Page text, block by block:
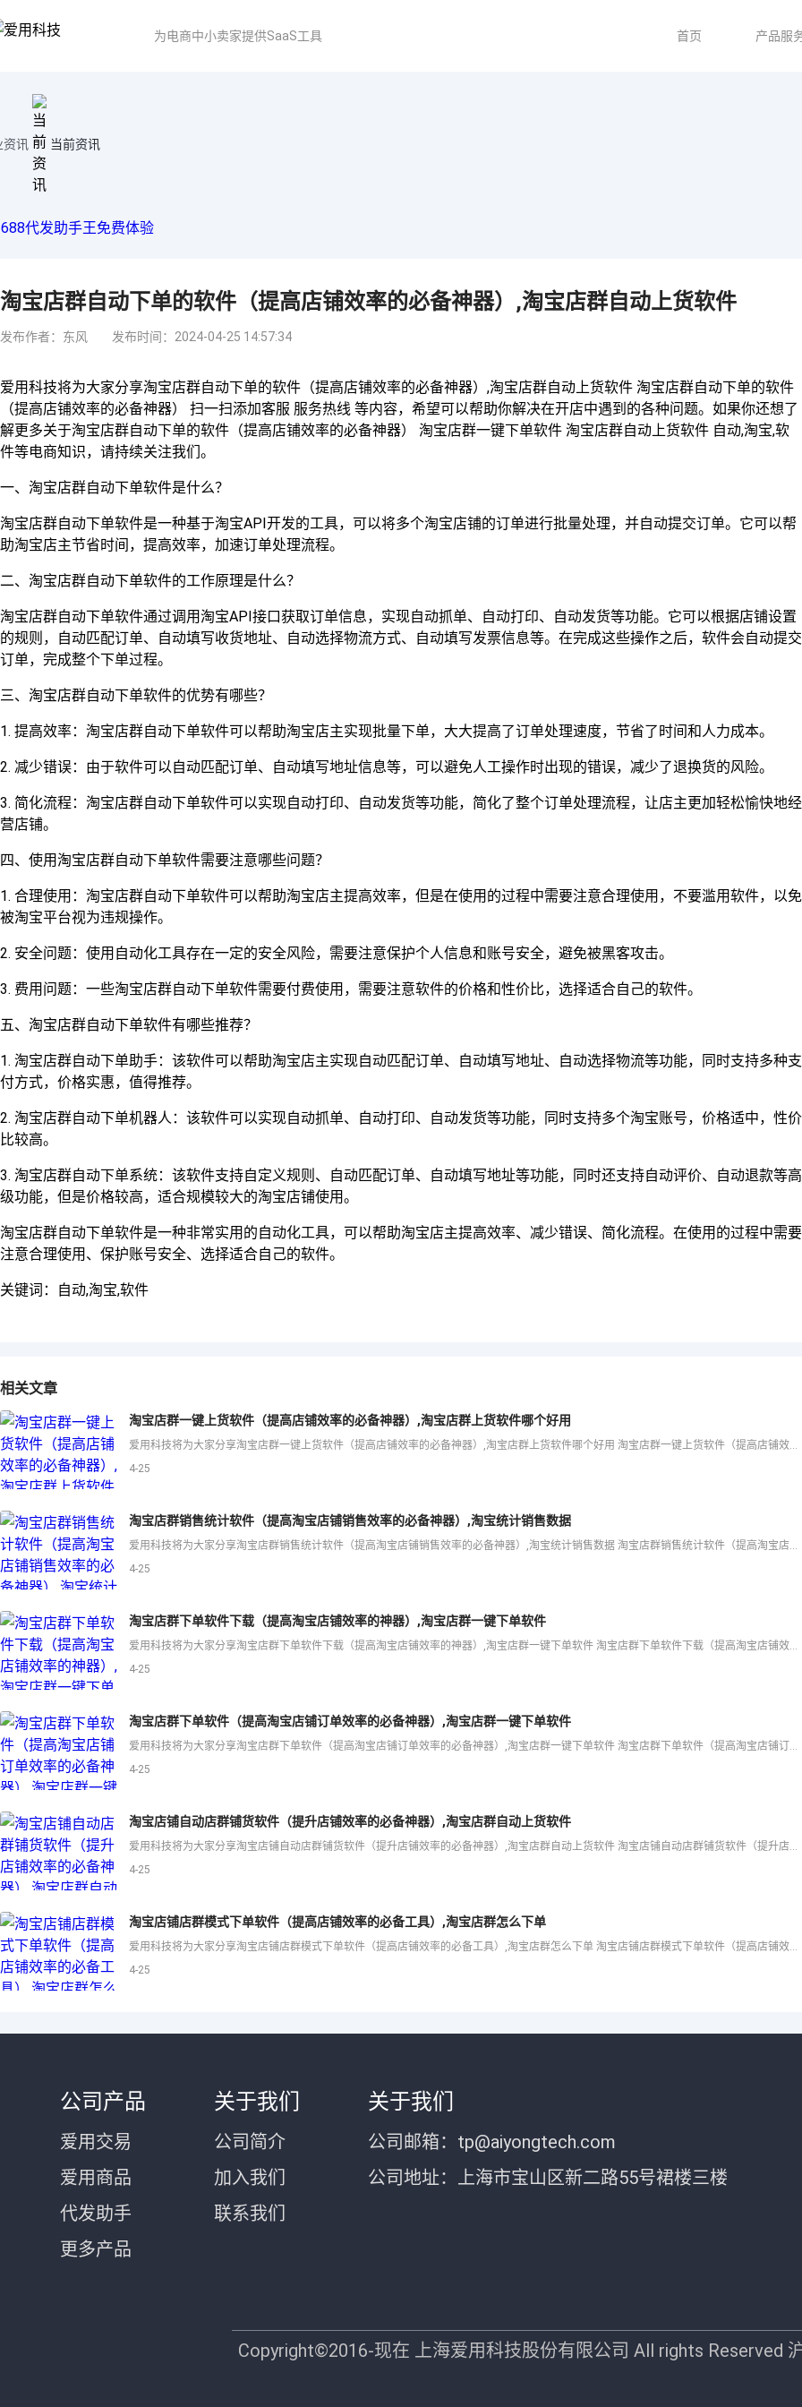
为电商中小卖家提供SaaS工具 首页 产品服
资讯 当前资讯
淘宝店群自动下单的软件（提高店铺效率的必备神器）,淘宝店群自动上货软件
发布作者：东风 发布时间：2024-04-25 14:57:34
爱用科技将为大家分享淘宝店群自动下单的软件（提高店铺效率的必备神器）,淘宝店群自动上货软件 淘宝店群自动下单的软件
（提高店铺效率的必备神器） 扫一扫添加客服 服务热线 等内容，希望可以帮助你解决在开店中遇到的各种问题。如果你还想了
解更多关于淘宝店群自动下单的软件（提高店铺效率的必备神器） 淘宝店群一键下单软件 淘宝店群自动上货软件 自动,淘宝,软
件等电商知识，请持续关注我们。
一、淘宝店群自动下单软件是什么？
淘宝店群自动下单软件是一种基于淘宝API开发的工具，可以将多个淘宝店铺的订单进行批量处理，并自动提交订单。它可以帮
助淘宝店主节省时间，提高效率，加速订单处理流程。
二、淘宝店群自动下单软件的工作原理是什么？
淘宝店群自动下单软件通过调用淘宝API接口获取订单信息，实现自动抓单、自动打印、自动发货等功能。它可以根据店铺设置
的规则，自动匹配订单、自动填写收货地址、自动选择物流方式、自动填写发票信息等。在完成这些操作之后，软件会自动提交
订单，完成整个下单过程。
三、淘宝店群自动下单软件的优势有哪些？
1. 提高效率：淘宝店群自动下单软件可以帮助淘宝店主实现批量下单，大大提高了订单处理速度，节省了时间和人力成本。
2. 减少错误：由于软件可以自动匹配订单、自动填写地址信息等，可以避免人工操作时出现的错误，减少了退换货的风险。
3. 简化流程：淘宝店群自动下单软件可以实现自动打印、自动发货等功能，简化了整个订单处理流程，让店主更加轻松愉快地经
营店铺。
四、使用淘宝店群自动下单软件需要注意哪些问题？
1. 合理使用：淘宝店群自动下单软件可以帮助淘宝店主提高效率，但是在使用的过程中需要注意合理使用，不要滥用软件，以免
被淘宝平台视为违规操作。
2. 安全问题：使用自动化工具存在一定的安全风险，需要注意保护个人信息和账号安全，避免被黑客攻击。
3. 费用问题：一些淘宝店群自动下单软件需要付费使用，需要注意软件的价格和性价比，选择适合自己的软件。
五、淘宝店群自动下单软件有哪些推荐？
1. 淘宝店群自动下单助手：该软件可以帮助淘宝店主实现自动匹配订单、自动填写地址、自动选择物流等功能，同时支持多种支
付方式，价格实惠，值得推荐。
2. 淘宝店群自动下单机器人：该软件可以实现自动抓单、自动打印、自动发货等功能，同时支持多个淘宝账号，价格适中，性价
比较高。
3. 淘宝店群自动下单系统：该软件支持自定义规则、自动匹配订单、自动填写地址等功能，同时还支持自动评价、自动退款等高
级功能，但是价格较高，适合规模较大的淘宝店铺使用。
淘宝店群自动下单软件是一种非常实用的自动化工具，可以帮助淘宝店主提高效率、减少错误、简化流程。在使用的过程中需要
注意合理使用、保护账号安全、选择适合自己的软件。
关键词：自动,淘宝,软件
相关文章
淘宝店群一键上货软件（提高店铺效率的必备神器）,淘宝店群上货软件哪个好用
爱用科技将为大家分享淘宝店群一键上货软件（提高店铺效率的必备神器）,淘宝店群上货软件哪个好用 淘宝店群一键上货软件（提高店铺效率的必备神器） 扫一扫添加客服 服务热线 等内容，希望可以帮助你解决在开店
4-25
淘宝店群销售统计软件（提高淘宝店铺销售效率的必备神器）,淘宝统计销售数据
爱用科技将为大家分享淘宝店群销售统计软件（提高淘宝店铺销售效率的必备神器）,淘宝统计销售数据 淘宝店群销售统计软件（提高淘宝店铺销售效率的必备神器） 扫一扫添加客服 服务热线 等内容，希望可以帮助你解
4-25
淘宝店群下单软件下载（提高淘宝店铺效率的神器）,淘宝店群一键下单软件
爱用科技将为大家分享淘宝店群下单软件下载（提高淘宝店铺效率的神器）,淘宝店群一键下单软件 淘宝店群下单软件下载（提高淘宝店铺效率的神器） 扫一扫添加客服 服务热线 等内容，希望可以帮助你解决在开店中遇
4-25
淘宝店群下单软件（提高淘宝店铺订单效率的必备神器）,淘宝店群一键下单软件
爱用科技将为大家分享淘宝店群下单软件（提高淘宝店铺订单效率的必备神器）,淘宝店群一键下单软件 淘宝店群下单软件（提高淘宝店铺订单效率的必备神器） 扫一扫添加客服 服务热线 等内容，希望可以帮助你解决在
4-25
淘宝店铺自动店群铺货软件（提升店铺效率的必备神器）,淘宝店群自动上货软件
爱用科技将为大家分享淘宝店铺自动店群铺货软件（提升店铺效率的必备神器）,淘宝店群自动上货软件 淘宝店铺自动店群铺货软件（提升店铺效率的必备神器） 扫一扫添加客服 服务热线 等内容，希望可以帮助你解决在
4-25
淘宝店铺店群模式下单软件（提高店铺效率的必备工具）,淘宝店群怎么下单
爱用科技将为大家分享淘宝店铺店群模式下单软件（提高店铺效率的必备工具）,淘宝店群怎么下单 淘宝店铺店群模式下单软件（提高店铺效率的必备工具） 扫一扫添加客服 服务热线 等内容，希望可以帮助你解决在开店
4-25
公司产品
爱用交易
爱用商品
代发助手
更多产品
关于我们
公司简介
加入我们
联系我们
关于我们
公司邮箱：tp@aiyongtech.com
公司地址：上海市宝山区新二路55号裙楼三楼
Copyright©2016-现在 上海爱用科技股份有限公司 All rights Reserved